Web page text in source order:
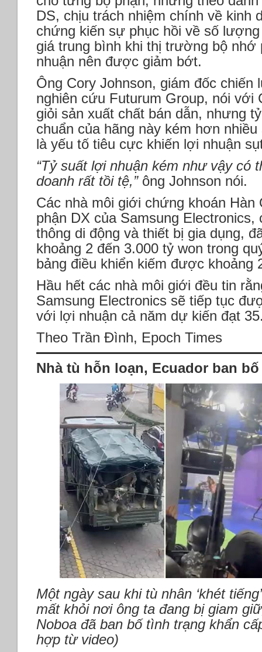
DS, chịu trách nhiệm chính về kinh
chứng kiến ​​sự phục hồi về số
giá trung bình khi thị trường bộ nhớ
nhuận nên được giảm bớt.
Ông Cory Johnson, giám đốc
nghiên cứu Futurum Group, nói với
giỏi sản xuất chất bán dẫn, nhưng
chuẩn của hãng này kém hơn
là yếu tố tiêu cực khiến lợi nhuận
“Tỷ suất lợi nhuận kém như vậy có
doanh rất tồi tệ,” ông Johnson nói.
Các nhà môi giới chứng khoán Hàn
phận DX của Samsung
thông di động và thiết bị gia dụng,
khoảng 2 đến 3.000 tỷ won trong
bảng điều khiển kiếm được khoảng
Hầu hết các nhà môi giới đều tin
Samsung Electronics sẽ tiếp tục
với lợi nhuận cả năm dự kiến ​​đạt
Theo Trần Đình, Epoch Times
Nhà tù hỗn loạn, Ecuador ban
Một ngày sau khi tù nhân ‘khét
mất khỏi nơi ông ta đang bị giam
Noboa đã ban bố tình trạng khẩn
hợp từ video)